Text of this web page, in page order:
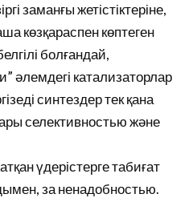
заманғы жетістіктеріне,
көзқараспен көптеген
болғандай,
әлемдегі катализаторлар
синтездер тек қана
селективностью және
үдерістерге табиғат
за ненадобностью.